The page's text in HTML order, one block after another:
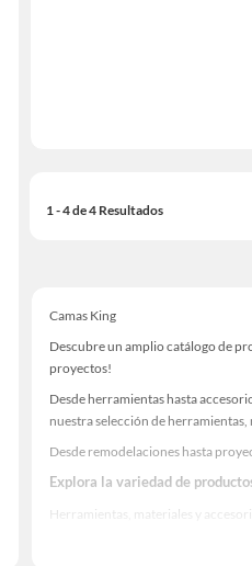
1 - 4 de 4 Resultados
Camas King
Descubre un amplio catálogo de
proyectos!
Desde herramientas hasta
nuestra selección de herramientas,
Desde remodelaciones hasta
Explora la variedad de
Herramientas, materiales y
Encuentra una amplia variedad